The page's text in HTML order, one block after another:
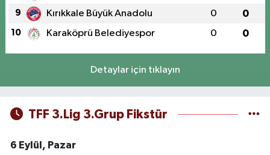
9 Kırıkkale Büyük Anadolu 0 0
10 Karaköprü Belediyespor 0 0
Detaylar için tıklayın
TFF 3.Lig 3.Grup Fikstür
6 Eylül, Pazar